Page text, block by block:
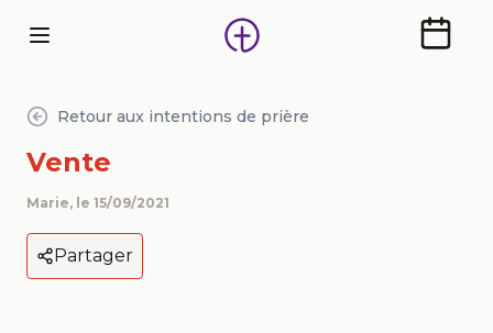
Retour aux intentions de prière
Vente
Marie, le 15/09/2021
Partager